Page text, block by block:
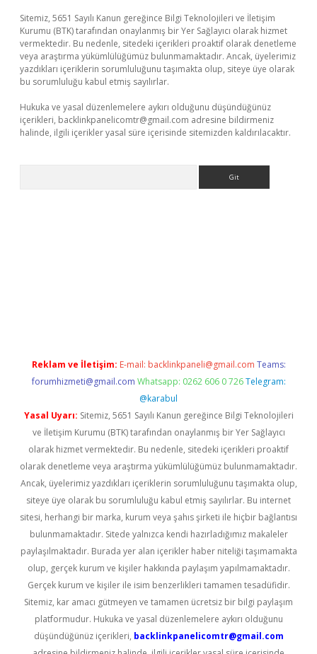
Sitemiz, 5651 Sayılı Kanun gereğince Bilgi Teknolojileri ve İletişim
Kurumu (BTK) tarafından onaylanmış bir Yer Sağlayıcı olarak hizmet
vermektedir. Bu nedenle, sitedeki içerikleri proaktif olarak denetleme
veya araştırma yükümlülüğümüz bulunmamaktadır. Ancak, üyelerimiz
yazdıkları içeriklerin sorumluluğunu taşımakta olup, siteye üye olarak
bu sorumluluğu kabul etmiş sayılırlar.
Hukuka ve yasal düzenlemelere aykırı olduğunu düşündüğünüz
içerikleri, backlinkpanelicomtr@gmail.com adresine bildirmeniz
halinde, ilgili içerikler yasal süre içerisinde sitemizden kaldırılacaktır.
Reklam ve İletişim: E-mail: backlinkpaneli@gmail.com Teams:
forumhizmeti@gmail.com Whatsapp: 0262 606 0 726 Telegram:
@karabul
Yasal Uyarı: Sitemiz, 5651 Sayılı Kanun gereğince Bilgi Teknolojileri
ve İletişim Kurumu (BTK) tarafından onaylanmış bir Yer Sağlayıcı
olarak hizmet vermektedir. Bu nedenle, sitedeki içerikleri proaktif
olarak denetleme veya araştırma yükümlülüğümüz bulunmamaktadır.
Ancak, üyelerimiz yazdıkları içeriklerin sorumluluğunu taşımakta olup,
siteye üye olarak bu sorumluluğu kabul etmiş sayılırlar. Bu internet
sitesi, herhangi bir marka, kurum veya şahıs şirketi ile hiçbir bağlantısı
bulunmamaktadır. Sitede yalnızca kendi hazırladığımız makaleler
paylaşılmaktadır. Burada yer alan içerikler haber niteliği taşımamakta
olup, gerçek kurum ve kişiler hakkında paylaşım yapılmamaktadır.
Gerçek kurum ve kişiler ile isim benzerlikleri tamamen tesadüfidir.
Sitemiz, kar amacı gütmeyen ve tamamen ücretsiz bir bilgi paylaşım
platformudur. Hukuka ve yasal düzenlemelere aykırı olduğunu
düşündüğünüz içerikleri, backlinkpanelicomtr@gmail.com